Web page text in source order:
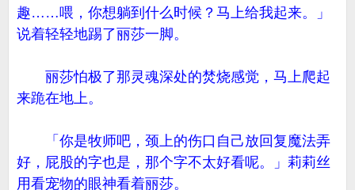
趣……喂，你想躺到什么时候？马上给我起来。」
说着轻轻地踢了丽莎一脚。
丽莎怕极了那灵魂深处的焚烧感觉，马上爬起
来跪在地上。
「你是牧师吧，颈上的伤口自己放回复魔法弄
好，屁股的字也是，那个字不太好看呢。」莉莉丝
用看宠物的眼神看着丽莎。